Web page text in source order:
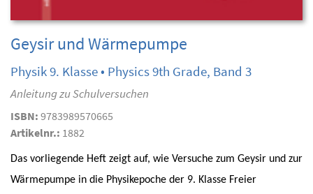
Geysir und Wärmepumpe
Physik 9. Klasse • Physics 9th Grade, Band 3
Anleitung zu Schulversuchen
ISBN: 9783989570665
Artikelnr.: 1882
Das vorliegende Heft zeigt auf, wie Versuche zum Geysir und zur
Wärmepumpe in die Physikepoche der 9. Klasse Freier